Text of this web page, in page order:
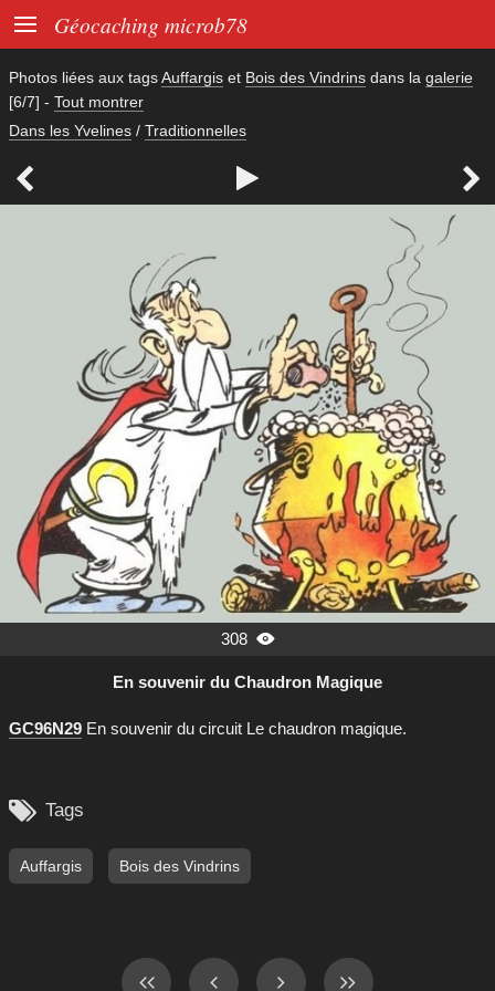
 Géocaching microb78
Photos liées aux tagsAuffargis et Bois des Vindrins dans la galerie
[6/7] - Tout montrer
Dans les Yvelines / Traditionnelles
  
308 
En souvenir du Chaudron Magique
GC96N29 En souvenir du circuit Le chaudron magique.
 Tags
Auffargis Bois des Vindrins